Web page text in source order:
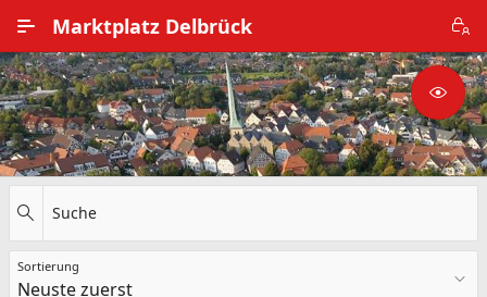
Marktplatz Delbrück
Alle Ortsteile
Impressum
Nutzungsbedingungen
Datenschutz
Suche
Sortierung